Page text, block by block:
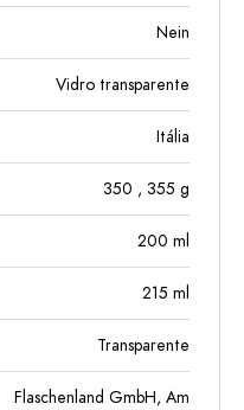
Nein
Vidro transparente
Itália
350 , 355 g
200 ml
215 ml
Transparente
Flaschenland GmbH, Am